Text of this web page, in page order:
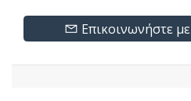
Επικοινωνήστε